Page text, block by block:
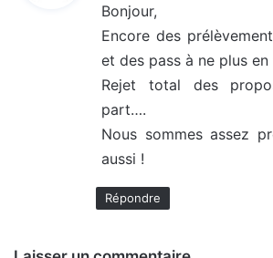
:
Bonjour,
Encore des
et des pass à ne plus en
Rejet total des
part….
Nous sommes assez
aussi !
Répondre